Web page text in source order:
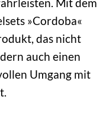
»Cordoba«
das nicht
auch einen
Umgang mit